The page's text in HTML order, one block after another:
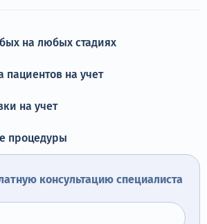
41
на любых стадиях
пациентов на учет
на учет
процедуры
консультацию специалиста